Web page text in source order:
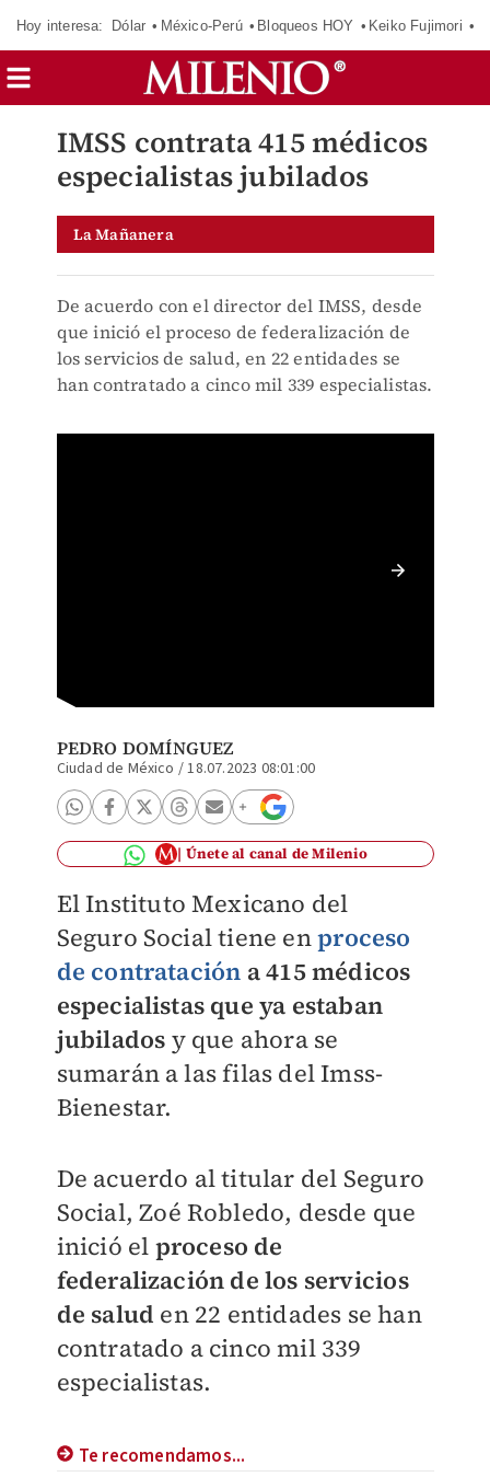
Hoy interesa: Dólar México-Perú Bloqueos HOY Keiko Fujimori
IMSS contrata 415 médicos
especialistas jubilados
La Mañanera
De acuerdo con el director del IMSS, desde
que inició el proceso de federalización de
los servicios de salud, en 22 entidades se
han contratado a cinco mil 339 especialistas.
PEDRO DOMÍNGUEZ
Ciudad de México /18.07.2023 08:01:00
Únete al canal de Milenio
El Instituto Mexicano del
Seguro Social tiene enproceso
de contratación a 415 médicos
especialistas que ya estaban
jubilados y que ahora se
sumarán a las filas del Imss-
Bienestar.
De acuerdo al titular del Seguro
Social, Zoé Robledo, desde que
inició el proceso de
federalización de los servicios
de salud en 22 entidades se han
contratado a cinco mil 339
especialistas.
Te recomendamos...